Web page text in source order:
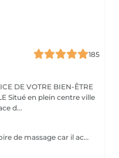
185
DE VOTRE BIEN-ÊTRE
d...
Le bambou est un excellent accessoire de massage car il accentue le pouvoir des mouvements effectués par la masseuse. En Asie, c'est une plante exceptionnelle qui incarne l'apaisement, la tranquillité et la simplicité. Ce massage a la particularité de réduire l'aspect peau d'orange, c'est un merveilleux soin drainant et tonifiant. Il est également redynamisant et lutte contre la fatigue et le stress.